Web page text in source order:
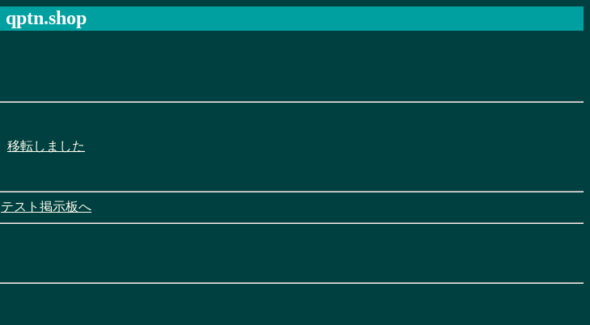
qptn.shop
移転しました
テスト掲示板へ